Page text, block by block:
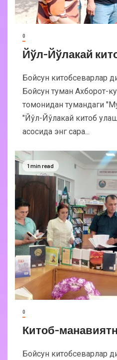
0
Йўл-Йўлакай
Бойсун китобсеварлар
Бойсун туман Ахборот-
томонидан тумандаги
"Йўл-Йўлакай китоб
асосида энг сара...
1 min read
0
Китоб-
Бойсун китобсеварлар